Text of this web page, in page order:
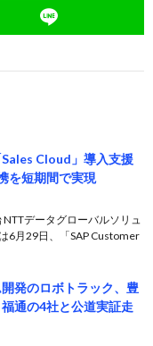
Cloud」導入支援
を短期間で実現
データグローバルソリュ
6月29日、「SAP Customer
発のロボトラック、豊
通の4社と公道実証走